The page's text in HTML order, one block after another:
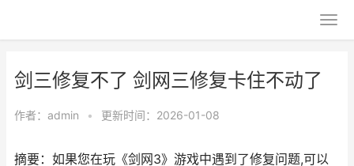
剑三修复不了 剑网三修复卡住不动了
作者： admin • 更新时间：2026-01-08
摘要：如果您在玩《剑网3》游戏中遇到了修复问题,可以